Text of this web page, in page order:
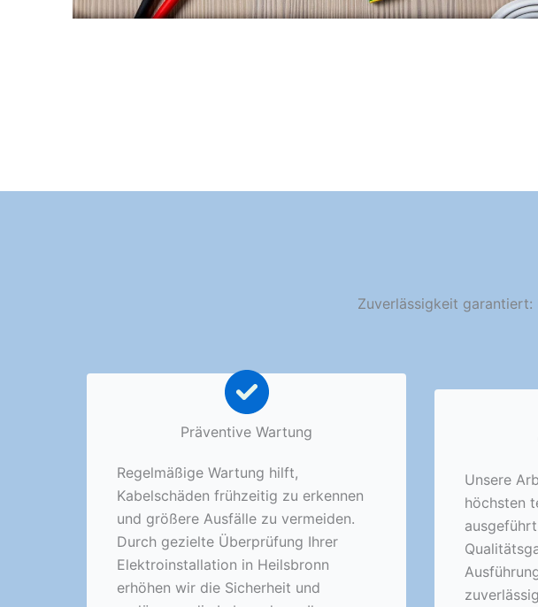
Zuverlässigkeit
Präventive Wartung
Regelmäßige Wartung hilft,
Kabelschäden frühzeitig zu erkennen
und größere Ausfälle zu vermeiden.
Durch gezielte Überprüfung Ihrer
Elektroinstallation in Heilsbronn
erhöhen wir die Sicherheit und
Unsere
höchsten